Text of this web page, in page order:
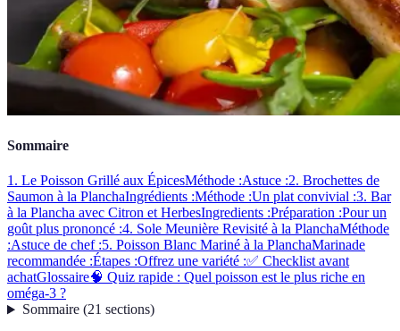
Sommaire
1. Le Poisson Grillé aux ÉpicesMéthode :Astuce :2. Brochettes de
Saumon à la PlanchaIngrédients :Méthode :Un plat convivial :3. Bar
à la Plancha avec Citron et HerbesIngredients :Préparation :Pour un
goût plus prononcé :4. Sole Meunière Revisité à la PlanchaMéthode
:Astuce de chef :5. Poisson Blanc Mariné à la PlanchaMarinade
recommandée :Étapes :Offrez une variété :✅ Checklist avant
achatGlossaire🧠 Quiz rapide : Quel poisson est le plus riche en
oméga-3 ?
Sommaire(21 sections)